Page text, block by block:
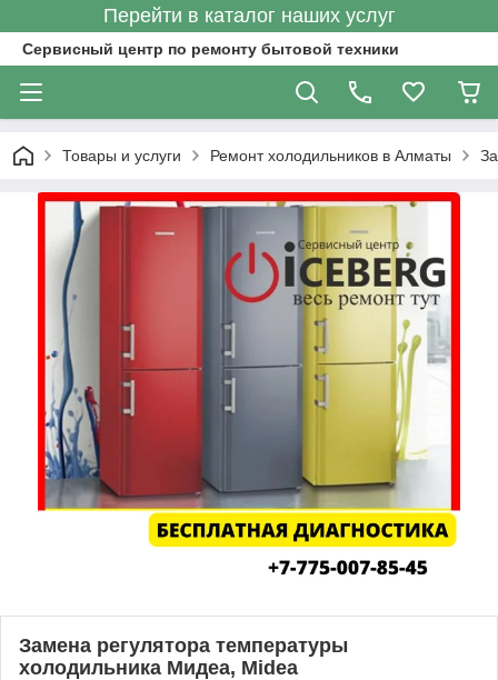
Перейти в каталог наших услуг
Сервисный центр по ремонту бытовой техники
Товары и услуги Ремонт холодильников в Алматы
Замена регулятора температуры
холодильника Мидеа, Midea